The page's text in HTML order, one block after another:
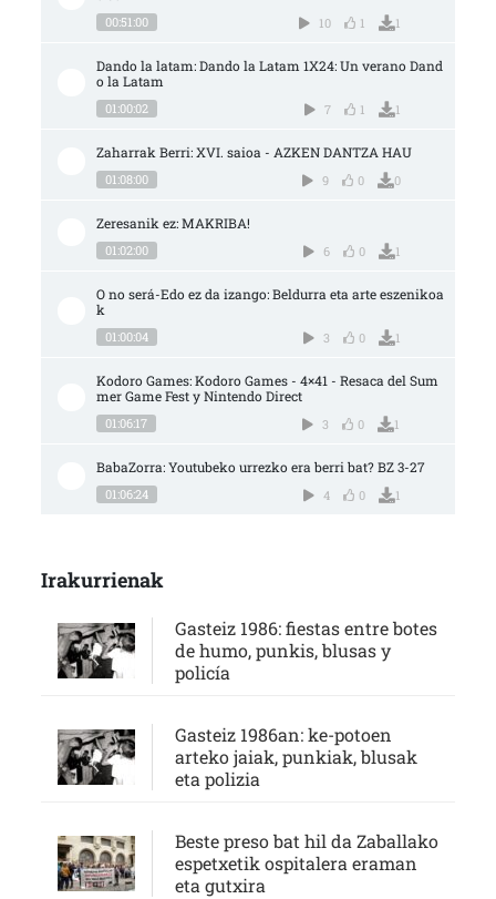
00:51:00 10 1 1
Dando la latam: Dando la Latam 1X24: Un verano Dand
o la Latam
01:00:02 7 1 1
Zaharrak Berri: XVI. saioa - AZKEN DANTZA HAU
01:08:00 9 0 0
Zeresanik ez: MAKRIBA!
01:02:00 6 0 1
O no será-Edo ez da izango: Beldurra eta arte eszenikoa
k
01:00:04 3 0 1
Kodoro Games: Kodoro Games - 4×41 - Resaca del Sum
mer Game Fest y Nintendo Direct
01:06:17 3 0 1
BabaZorra: Youtubeko urrezko era berri bat? BZ 3-27
01:06:24 4 0 1
Irakurrienak
Gasteiz 1986: fiestas entre botes
de humo, punkis, blusas y
policía
Gasteiz 1986an: ke-potoen
arteko jaiak, punkiak, blusak
eta polizia
Beste preso bat hil da Zaballako
espetxetik ospitalera eraman
eta gutxira